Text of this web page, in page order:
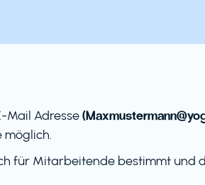
Mail Adresse
für Mitarbeitende bestimmt und